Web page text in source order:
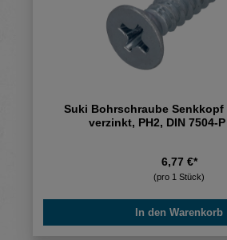
Suki Bohrschraube Senkkopf
verzinkt, PH2, DIN 7504-P
6,77 €*
(pro 1 Stück)
In den Warenkorb